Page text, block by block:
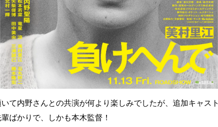
て内野さんとの共演が何より楽しみでしたが、追加キャス
輩ばかりで、しかも本木監督！